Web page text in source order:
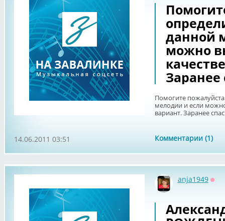
данной
можно
Заранее
Помогите
мелодии и если
вариант. Заранее
Комментарии (1)
14.06.2011 03:51
anja1949